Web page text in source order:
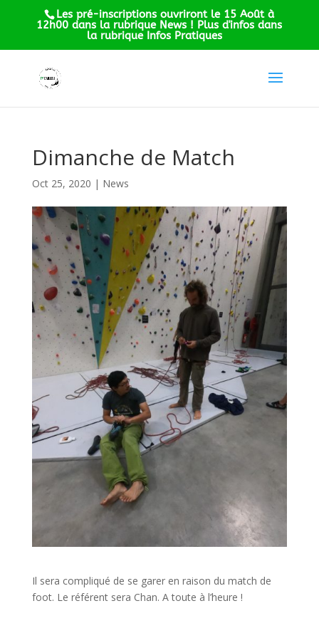
Les pré-inscriptions ouvriront le 15 Août à
12h00 dans la rubrique News ! Plus d'infos dans
la rubrique Infos Pratiques
Dimanche de Match
Oct 25, 2020 | News
Il sera compliqué de se garer en raison du match de
foot. Le référent sera Chan. A toute à l’heure !